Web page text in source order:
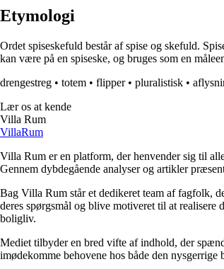
Etymologi
Ordet spiseskefuld består af spise og skefuld.
kan være på en spiseske, og bruges som en
drengestreg • totem • flipper• pluralistisk •
Lær os at kende
Villa Rum
VillaRum
Villa Rum er en platform, der henvender sig til
Gennem dybdegående analyser og artikler
Bag Villa Rum står et dedikeret team af fagfolk,
deres spørgsmål og blive motiveret til at
boligliv.
Mediet tilbyder en bred vifte af indhold, der
imødekomme behovene hos både den